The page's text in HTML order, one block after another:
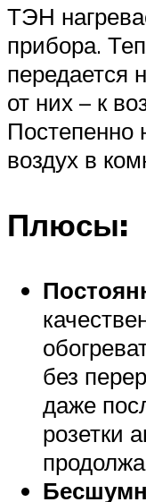
ТЭН
прибора.
передается
от них – к
Постепенно
воздух в
Плюсы:
без
даже
розетки